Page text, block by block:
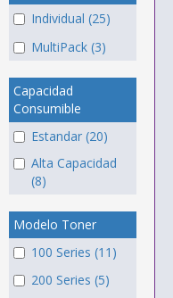
Individual (25)
MultiPack (3)
Capacidad
Consumible
Estandar (20)
Alta Capacidad
(8)
Modelo Toner
100 Series (11)
200 Series (5)